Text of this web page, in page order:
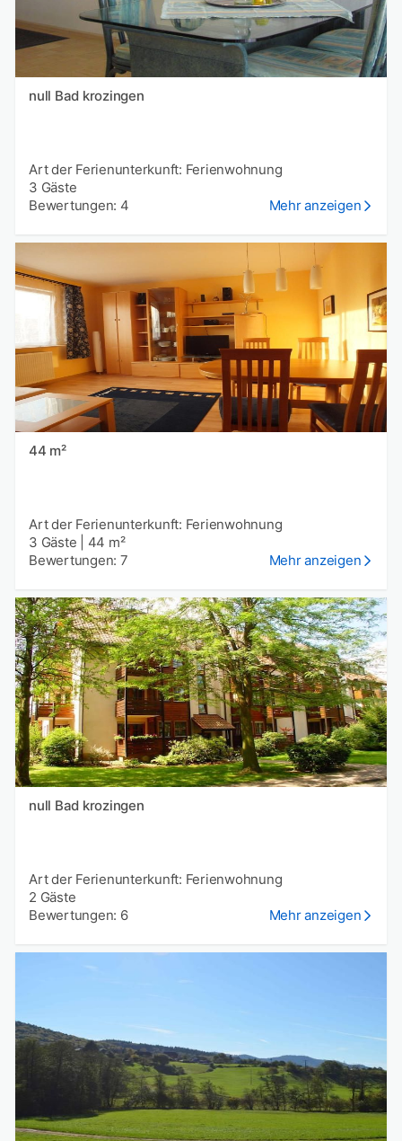
null Bad krozingen
Art der Ferienunterkunft: Ferienwohnung
3 Gäste
Bewertungen: 4
Mehr anzeigen
44 m²
Art der Ferienunterkunft: Ferienwohnung
3 Gäste
44 m²
Bewertungen: 7
Mehr anzeigen
null Bad krozingen
Art der Ferienunterkunft: Ferienwohnung
2 Gäste
Bewertungen: 6
Mehr anzeigen